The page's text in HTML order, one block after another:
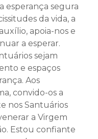
esperança segura
da vida, a
apoia-nos e
a esperar.
sejam
e espaços
Aos
convido-os a
nos Santuários
a Virgem
Estou confiante